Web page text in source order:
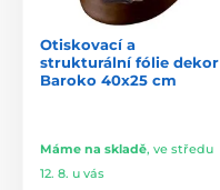
Otiskovací a
strukturální fólie dekor
Baroko 40x25 cm
Máme na skladě, ve středu
12. 8. u vás